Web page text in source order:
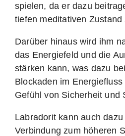
spielen, da er dazu
tiefen meditativen Zustand
Darüber hinaus wird ihm
das Energiefeld und die
stärken kann, was dazu
Blockaden im
Gefühl von Sicherheit und
Labradorit kann auch
Verbindung zum höheren